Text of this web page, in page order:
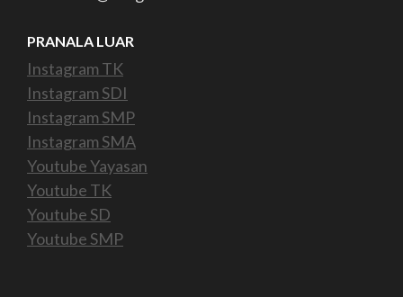
PRANALA LUAR
Instagram TK
Instagram SDI
Instagram SMP
Instagram SMA
Youtube Yayasan
Youtube TK
Youtube SD
Youtube SMP